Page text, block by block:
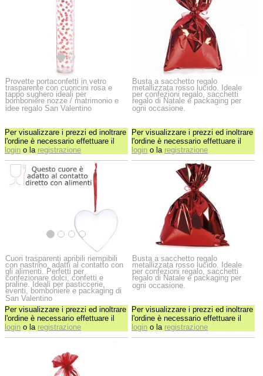
Provette portaconfetti in vetro
trasparente con cuoricini rosa e
tappo sughero ideali per
bomboniere nozze / matrimonio e
idee regalo San Valentino
Per visualizzare i prezzi ed inoltrare
l'ordine è necessario effettuare il
login o la registrazione
Busta a sacchetto regalo
metallizzata rosso lucido. Ideale
per confezioni regalo, sacchetti
regalo di Natale e packaging per
ogni occasione.
Per visualizzare i prezzi ed inoltrare
l'ordine è necessario effettuare il
login o la registrazione
Cuori trasparenti apribili riempibili
con nastrino, adatti al contatto con
gli alimenti. Perfetti per
confezionare dolci, confetti e
praline. Ideali per pasticcerie,
eventi, bomboniere e packaging di
San Valentino
Per visualizzare i prezzi ed inoltrare
l'ordine è necessario effettuare il
login o la registrazione
Busta a sacchetto regalo
metallizzata rosso lucido. Ideale
per confezioni regalo, sacchetti
regalo di Natale e packaging per
ogni occasione.
Per visualizzare i prezzi ed inoltrare
l'ordine è necessario effettuare il
login o la registrazione